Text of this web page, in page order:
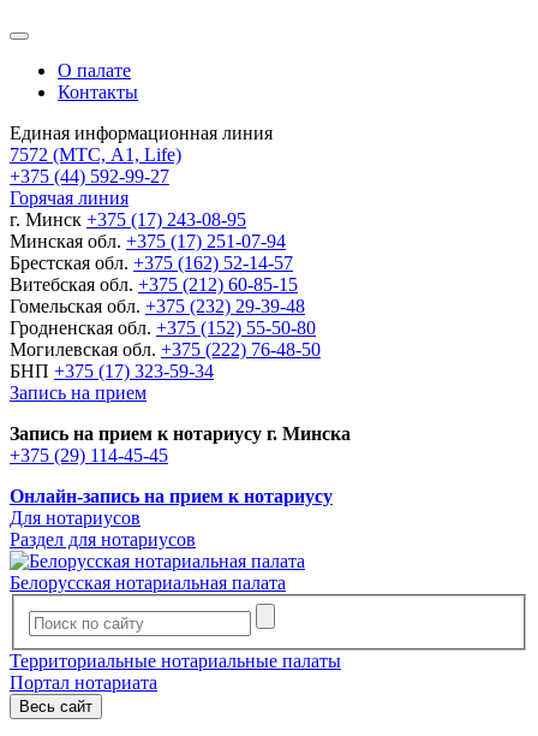
О палате
Контакты
Единая информационная линия
7572 (МТС, A1, Life)
+375 (44) 592-99-27
Горячая линия
г. Минск +375 (17) 243-08-95
Минская обл. +375 (17) 251-07-94
Брестская обл. +375 (162) 52-14-57
Витебская обл. +375 (212) 60-85-15
Гомельская обл. +375 (232) 29-39-48
Гродненская обл. +375 (152) 55-50-80
Могилевская обл. +375 (222) 76-48-50
БНП +375 (17) 323-59-34
Запись на прием
Запись на прием к нотариусу г. Минска
+375 (29) 114-45-45
Онлайн-запись на прием к нотариусу
Для нотариусов
Раздел для нотариусов
Белорусская нотариальная палата
Территориальные нотариальные палаты
Портал нотариата
Весь сайт